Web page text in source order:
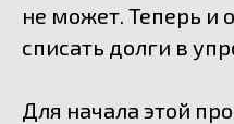
не может. Теперь и
списать долги в
Для начала этой